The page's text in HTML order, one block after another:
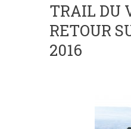
TRAIL DU
RETOUR
2016